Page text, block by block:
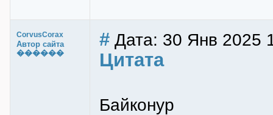
CorvusCorax
Автор сайта
������
# Дата: 30 Янв 2025
Цитата
Байконур